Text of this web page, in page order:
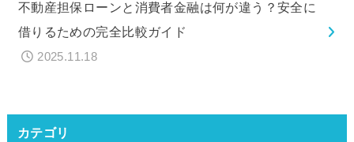
不動産担保ローンと消費者金融は何が違う？安全に
借りるための完全比較ガイド
2025.11.18
カテゴリ